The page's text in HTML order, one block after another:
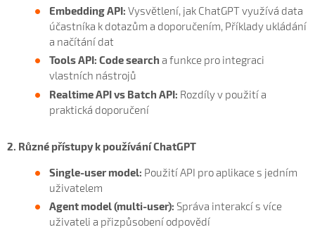
Embedding API: Vysvětlení, jak ChatGPT využívá data
účastníka k dotazům a doporučením, Příklady ukládání
a načítání dat
Tools API: Code search a funkce pro integraci
vlastních nástrojů
Realtime API vs Batch API: Rozdíly v použití a
praktická doporučení
2. Různé přístupy k používání ChatGPT
Single-user model: Použití API pro aplikace s jedním
uživatelem
Agent model (multi-user): Správa interakcí s více
uživateli a přizpůsobení odpovědí